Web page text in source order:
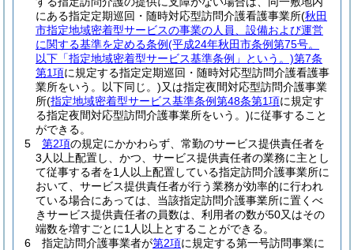
にある指定定期巡回・随時対応型訪問介護看護事業所(秋田
市指定地域密着型サービスの事業の人員、設備および運営
に関する基準を定める条例(平成24年秋田市条例第75号。
以下「指定地域密着型サービス基準条例」という。)第7条
第1項に規定する指定定期巡回・随時対応型訪問介護看護事
業所をいう。以下同じ。)又は指定夜間対応型訪問介護事業
所(指定地域密着型サービス基準条例第48条第1項に規定す
る指定夜間対応型訪問介護事業所をいう。)に従事すること
ができる。
5
第2項の規定にかかわらず、常勤のサービス提供責任者を
3人以上配置し、かつ、サービス提供責任者の業務に主とし
て従事する者を1人以上配置している指定訪問介護事業所に
おいて、サービス提供責任者が行う業務が効率的に行われ
ている場合にあっては、当該指定訪問介護事業所に置くべ
きサービス提供責任者の員数は、利用者の数が50又はその
端数を増すごとに1人以上とすることができる。
6
指定訪問介護事業者が第2項に規定する第一号訪問事業に